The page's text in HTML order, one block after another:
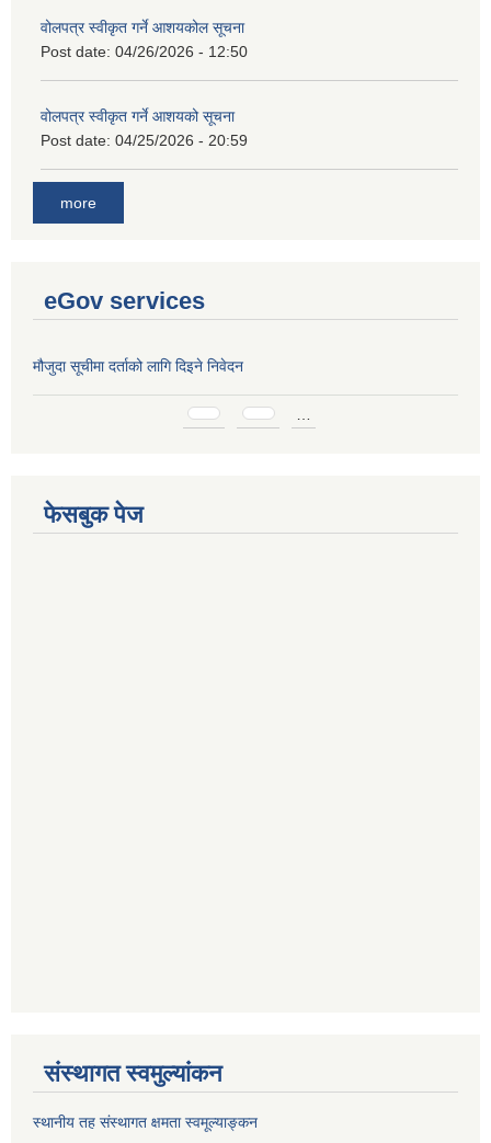
वोलपत्र स्वीकृत गर्ने आशयकोल सूचना
Post date: 04/26/2026 - 12:50
वोलपत्र स्वीकृत गर्ने आशयको सूचना
Post date: 04/25/2026 - 20:59
more
eGov services
मौजुदा सूचीमा दर्ताको लागि दिइने निवेदन
फेसबुक पेज
संस्थागत स्वमुल्यांकन
स्थानीय तह संस्थागत क्षमता स्वमूल्याङ्कन